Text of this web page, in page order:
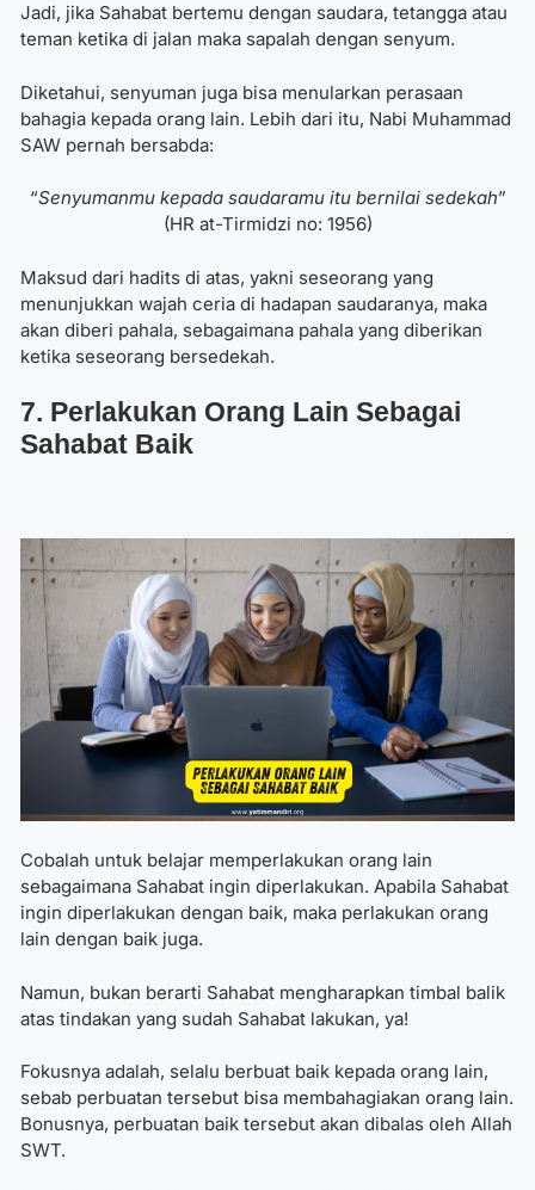
Jadi, jika Sahabat bertemu dengan saudara, tetangga atau
teman ketika di jalan maka sapalah dengan senyum.
Diketahui, senyuman juga bisa menularkan perasaan
bahagia kepada orang lain. Lebih dari itu, Nabi Muhammad
SAW pernah bersabda:
“Senyumanmu kepada saudaramu itu bernilai sedekah”
(HR at-Tirmidzi no: 1956)
Maksud dari hadits di atas, yakni seseorang yang
menunjukkan wajah ceria di hadapan saudaranya, maka
akan diberi pahala, sebagaimana pahala yang diberikan
ketika seseorang bersedekah.
7. Perlakukan Orang Lain Sebagai
Sahabat Baik
Cobalah untuk belajar memperlakukan orang lain
sebagaimana Sahabat ingin diperlakukan. Apabila Sahabat
ingin diperlakukan dengan baik, maka perlakukan orang
lain dengan baik juga.
Namun, bukan berarti Sahabat mengharapkan timbal balik
atas tindakan yang sudah Sahabat lakukan, ya!
Fokusnya adalah, selalu berbuat baik kepada orang lain,
sebab perbuatan tersebut bisa membahagiakan orang lain.
Bonusnya, perbuatan baik tersebut akan dibalas oleh Allah
SWT.